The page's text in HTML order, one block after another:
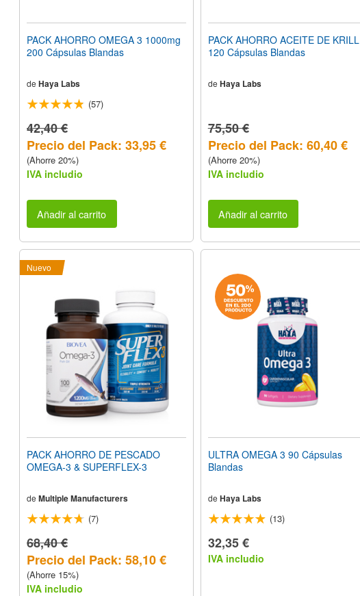
PACK AHORRO OMEGA 3 1000mg
200 Cápsulas Blandas
de Haya Labs
(57)
42,40 €
Precio del Pack: 33,95 €
(Ahorre 20%)
IVA includio
Añadir al carrito
PACK AHORRO ACEITE DE KRILL
120 Cápsulas Blandas
de Haya Labs
75,50 €
Precio del Pack: 60,40 €
(Ahorre 20%)
IVA includio
Añadir al carrito
Nuevo
PACK AHORRO DE PESCADO
OMEGA-3 & SUPERFLEX-3
de Multiple Manufacturers
(7)
68,40 €
Precio del Pack: 58,10 €
(Ahorre 15%)
IVA includio
ULTRA OMEGA 3 90 Cápsulas
Blandas
de Haya Labs
(13)
32,35 €
IVA includio